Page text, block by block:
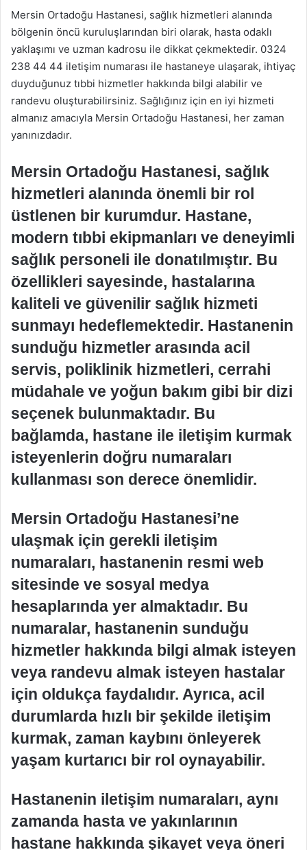
Mersin Ortadoğu Hastanesi, sağlık hizmetleri alanında
bölgenin öncü kuruluşlarından biri olarak, hasta odaklı
yaklaşımı ve uzman kadrosu ile dikkat çekmektedir. 0324
238 44 44 iletişim numarası ile hastaneye ulaşarak, ihtiyaç
duyduğunuz tıbbi hizmetler hakkında bilgi alabilir ve
randevu oluşturabilirsiniz. Sağlığınız için en iyi hizmeti
almanız amacıyla Mersin Ortadoğu Hastanesi, her zaman
yanınızdadır.
Mersin Ortadoğu Hastanesi, sağlık
hizmetleri alanında önemli bir rol
üstlenen bir kurumdur. Hastane,
modern tıbbi ekipmanları ve deneyimli
sağlık personeli ile donatılmıştır. Bu
özellikleri sayesinde, hastalarına
kaliteli ve güvenilir sağlık hizmeti
sunmayı hedeflemektedir. Hastanenin
sunduğu hizmetler arasında acil
servis, poliklinik hizmetleri, cerrahi
müdahale ve yoğun bakım gibi bir dizi
seçenek bulunmaktadır. Bu
bağlamda, hastane ile iletişim kurmak
isteyenlerin doğru numaraları
kullanması son derece önemlidir.
Mersin Ortadoğu Hastanesi’ne
ulaşmak için gerekli iletişim
numaraları, hastanenin resmi web
sitesinde ve sosyal medya
hesaplarında yer almaktadır. Bu
numaralar, hastanenin sunduğu
hizmetler hakkında bilgi almak isteyen
veya randevu almak isteyen hastalar
için oldukça faydalıdır. Ayrıca, acil
durumlarda hızlı bir şekilde iletişim
kurmak, zaman kaybını önleyerek
yaşam kurtarıcı bir rol oynayabilir.
Hastanenin iletişim numaraları, aynı
zamanda hasta ve yakınlarının
hastane hakkında şikayet veya öneri